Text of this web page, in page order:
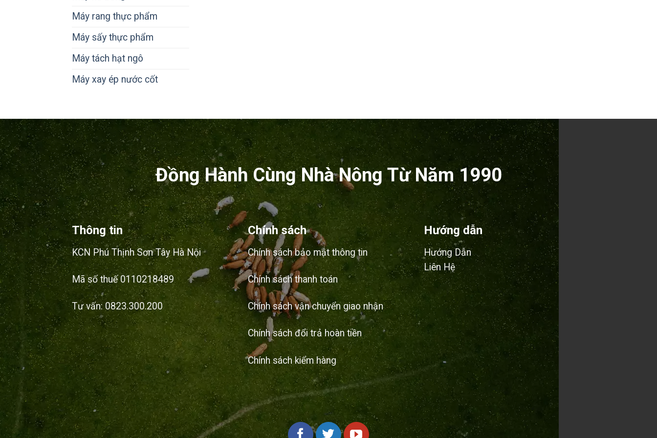
Máy rang thực phẩm
Máy sấy thực phẩm
Máy tách hạt ngô
Máy xay ép nước cốt
Đồng Hành Cùng Nhà Nông Từ Năm 1990
Thông tin
KCN Phú Thịnh Sơn Tây Hà Nội
Mã số thuế 0110218489
Tư vấn: 0823.300.200
Chính sách
Chính sách bảo mật thông tin
Chính sách thanh toán
Chính sách vận chuyển giao nhận
Chính sách đổi trả hoàn tiền
Chính sách kiểm hàng
Hướng dẫn
Hướng Dẫn
Liên Hệ